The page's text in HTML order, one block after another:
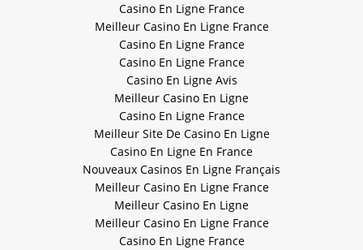
Casino En Ligne France
Meilleur Casino En Ligne France
Casino En Ligne France
Casino En Ligne France
Casino En Ligne Avis
Meilleur Casino En Ligne
Casino En Ligne France
Meilleur Site De Casino En Ligne
Casino En Ligne En France
Nouveaux Casinos En Ligne Français
Meilleur Casino En Ligne France
Meilleur Casino En Ligne
Meilleur Casino En Ligne France
Casino En Ligne France